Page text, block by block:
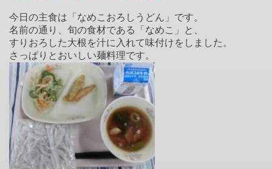
今日の主食は「なめこおろしうどん」です。
名前の通り、旬の食材である「なめこ」と、
すりおろした大根を汁に入れて味付けをしました。
さっぱりとおいしい麺料理です。